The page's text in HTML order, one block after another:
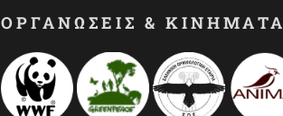
ΟΡΓΑΝΩΣΕΙΣ & ΚΙΝΗΜΑΤΑ